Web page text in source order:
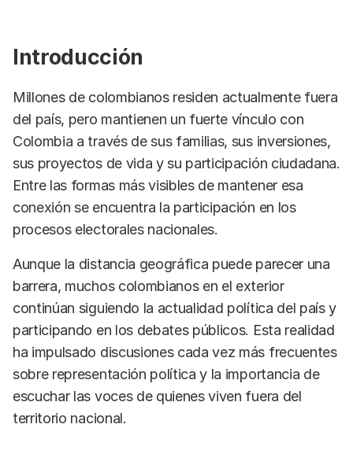
Introducción
Millones de colombianos residen actualmente fuera
del país, pero mantienen un fuerte vínculo con
Colombia a través de sus familias, sus inversiones,
sus proyectos de vida y su participación ciudadana.
Entre las formas más visibles de mantener esa
conexión se encuentra la participación en los
procesos electorales nacionales.
Aunque la distancia geográfica puede parecer una
barrera, muchos colombianos en el exterior
continúan siguiendo la actualidad política del país y
participando en los debates públicos. Esta realidad
ha impulsado discusiones cada vez más frecuentes
sobre representación política y la importancia de
escuchar las voces de quienes viven fuera del
territorio nacional.